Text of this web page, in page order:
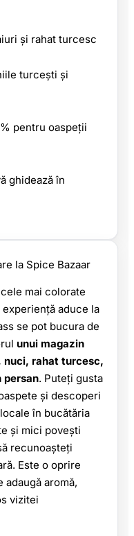
și rahat turcesc
turcești și
pentru oaspeții
ghidează în
la Spice Bazaar
mai colorate
aduce la
se pot bucura de
unui magazin
rahat turcesc,
persan. Puteți gusta
și descoperi
în bucătăria
și mici povești
recunoașteți
Este o oprire
aromă,
vizitei